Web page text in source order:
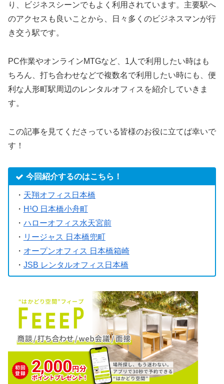
り、ビジネスシーンでもよく利用されています。主要駅へ
のアクセスも良いことから、日々多くのビジネスマンが行
き交う駅です。
PC作業やオンラインMTGなど、1人で利用したい時はも
ちろん、打ち合わせなどで複数名で利用したい時にも、便
利な人形町駅周辺のレンタルオフィスを紹介していきま
す。
この記事を見てくださっている皆様のお役に立てば幸いで
す！
今回紹介するのはこちら！
・ 天翔オフィス日本橋
・ H¹O 日本橋小舟町
・ ハローオフィス水天宮前
・ リージャス 日本橋兜町
・ オープンオフィス 日本橋箱崎
・ JSB レンタルオフィス日本橋